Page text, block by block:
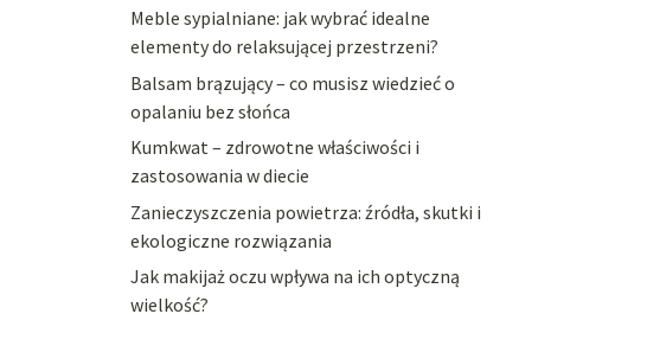
Meble sypialniane: jak wybrać idealne
elementy do relaksującej przestrzeni?
Balsam brązujący – co musisz wiedzieć o
opalaniu bez słońca
Kumkwat – zdrowotne właściwości i
zastosowania w diecie
Zanieczyszczenia powietrza: źródła, skutki i
ekologiczne rozwiązania
Jak makijaż oczu wpływa na ich optyczną
wielkość?